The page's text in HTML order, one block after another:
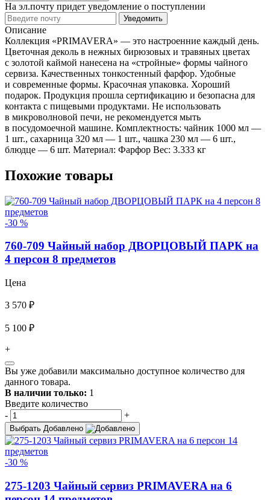
На эл.почту придет уведомление о поступлении
Уведомить
Описание
Коллекция «PRIMAVERA» — это настроенние каждый день.
Цветочная деколь в нежных бирюзовых и травяных цветах
с золотой каймой нанесена на «стройные» формы чайного
сервиза. Качественных тонкостенный фарфор. Удобные
и современные формы. Красочная упаковка. Хороший
подарок. Продукция прошла сертификацию и безопасна для
контакта с пищевыми продуктами. Не использовать
в микроволновой печи, не рекомендуется мыть
в посудомоечной машине. Комплектность: чайник 1000 мл —
1 шт., сахарница 320 мл — 1 шт., чашка 230 мл — 6 шт.,
блюдце — 6 шт. Материал: Фарфор Вес: 3.333 кг
Похожие товары
-30 %
760-709 Чайный набор ДВОРЦОВЫЙ ПАРК на
4 персон 8 предметов
Цена
3 570 ₽
5 100 ₽
+
Вы уже добавили максимально доступное количество для
данного товара.
В наличии только: 1
Введите количество
-
+
Выбрать Добавлено
-30 %
275-1203 Чайный сервиз PRIMAVERA на 6